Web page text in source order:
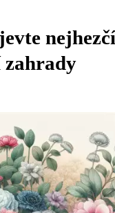
nejhezčí
zahrady